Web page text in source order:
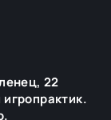
22